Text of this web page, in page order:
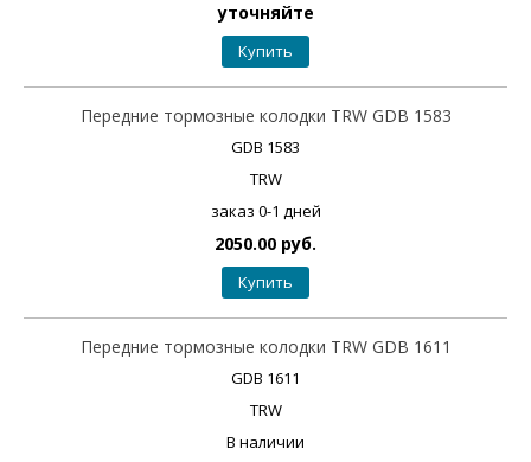
уточняйте
Купить
Передние тормозные колодки TRW GDB 1583
GDB 1583
TRW
заказ 0-1 дней
2050.00 руб.
Купить
Передние тормозные колодки TRW GDB 1611
GDB 1611
TRW
В наличии